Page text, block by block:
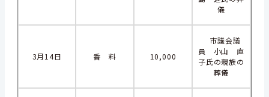
儀
3月14日 香 料 10,000
市議会議
員 小山 直
子氏の親族の
葬儀